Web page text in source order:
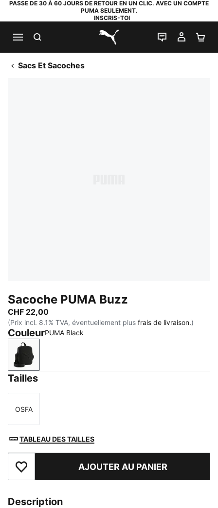
PASSE DE 30 À 60 JOURS DE RETOUR EN UN CLIC. AVEC UN COMPTE
PUMA SEULEMENT.
INSCRIS-TOI
PUMA.com
LIVE CHAT
MON
Sacs Et Sacoches
Sacoche PUMA Buzz
CHF 22,00
(Prix incl. 8.1% TVA, éventuellement plus frais de livraison.)
CouleurPUMA Black
PUMA Black
Tailles
Taille
OSFA
TABLEAU DES TAILLES
Ajouter aux favorisAJOUTER AU PANIER
Description